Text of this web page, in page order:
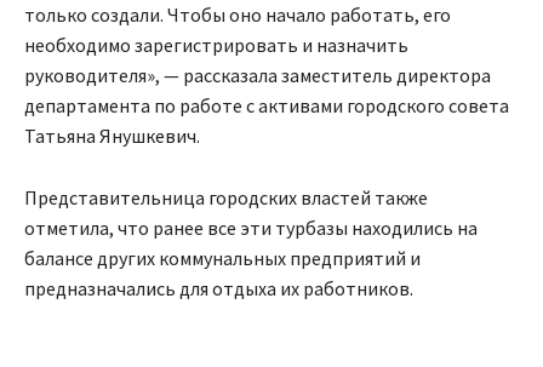
только создали. Чтобы оно начало работать, его
необходимо зарегистрировать и назначить
руководителя», — рассказала заместитель директора
департамента по работе с активами городского совета
Татьяна Янушкевич.
Представительница городских властей также
отметила, что ранее все эти турбазы находились на
балансе других коммунальных предприятий и
предназначались для отдыха их работников.